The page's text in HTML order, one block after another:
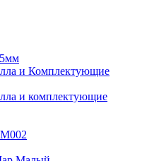
и Комплектующие
и комплектующие